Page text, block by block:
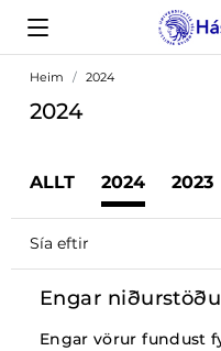
Heim 2024
2024
ALLT 2024 2023
Sía eftir
Engar
Engar vörur fundust